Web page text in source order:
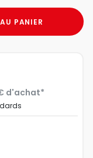
PANIER
d'achat*